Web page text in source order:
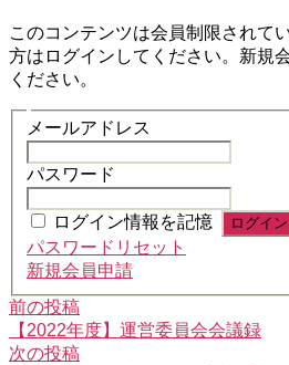
このコンテンツは会員制限されて
方はログインしてください。新規
ください。
メールアドレス
パスワード
ログイン情報を記憶
パスワードリセット
新規会員申請
投
稿
前の投稿前
の
投
【2022年度】運営委員会会議録
次の投稿次